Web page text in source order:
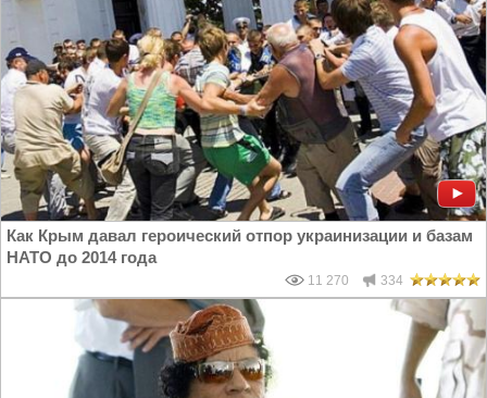
Как Крым давал героический отпор украинизации и базам
НАТО до 2014 года
11 270 334